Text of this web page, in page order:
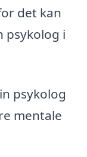
det kan
i
psykolog
mentale